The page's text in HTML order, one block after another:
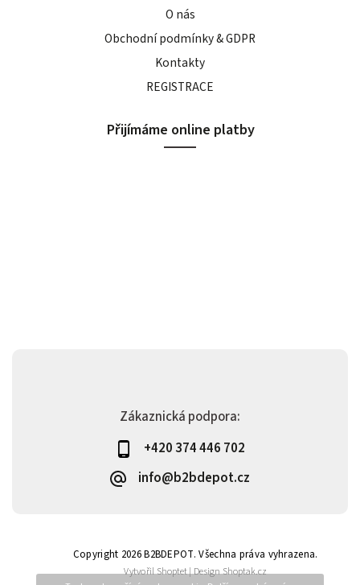
Zákaznická podpora:
+420 374 446 702
info@b2bdepot.cz
O nás
Obchodní podmínky & GDPR
Kontakty
REGISTRACE
Přijímáme online platby
Copyright 2026B2BDEPOT. Všechna práva vyhrazena.
VytvořilShoptet| DesignShoptak.cz